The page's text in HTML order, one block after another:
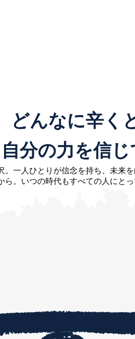
どんなに辛く
自分の力を信じ
。一人ひとりが信念を持ち、未
。いつの時代もすべての人にと